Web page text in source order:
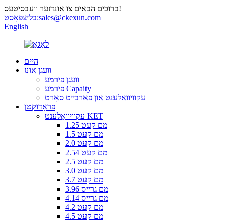
ברוכים הבאים צו אונדזער וועבסיטעס!
בליצפּאָסט:sales@ckexun.com
English
היים
וועגן אונז
וועגן פֿירמע
פירמע Capaity
עקוויוואַלענט און פאַרבייַט סאָרט
פּראָדוקטן
עקוויוואַלענט KET
1.25 מם קעט
1.5 מם קעט
2.0 מם קעט
2.54 מם קעט
2.5 מם קעט
3.0 מם קעט
3.7 מם קעט
3.96 מם גרייס
4.14 מם גרייס
4.2 מם קעט
4.5 מם קעט